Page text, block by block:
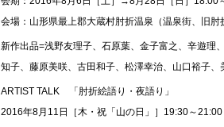
会場：山形県最上郡大蔵村肘折温泉（温泉街、旧肘
新作出品=浅野友理子、石原葉、金子富之、辛遊理
知子、藤原美咲、古田和子、松澤幸治、山口裕子、
ARTIST TALK 「肘折絵語り・夜語り」
2016年8月11日［木・祝「山の日」］19:30～21:00